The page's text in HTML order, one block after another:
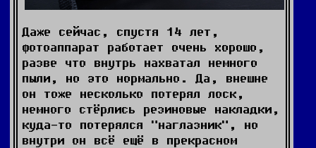
Даже сейчас, спустя 14 лет,
фотоаппарат работает очень хорошо,
разве что внутрь нахватал немного
пыли, но это нормально. Да, внешне
он тоже несколько потерял лоск,
немного стёрлись резиновые накладки,
куда-то потерялся "наглазник", но
внутри он всё ещё в прекрасном